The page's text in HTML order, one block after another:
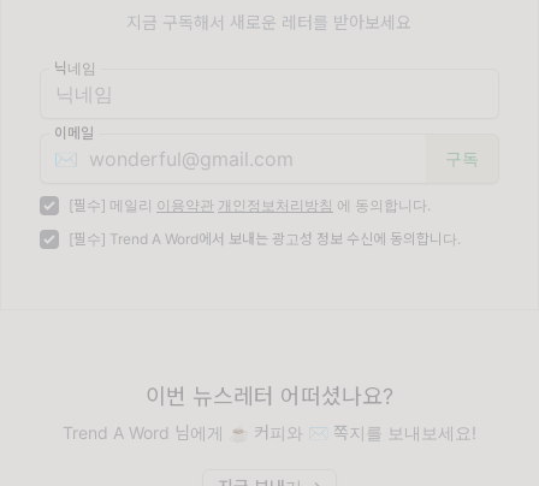
지금 구독해서 새로운 레터를 받아보세요
닉네임
이메일
✉️
[필수] 메일리 이용약관 개인정보처리방침 에 동의합니다.
[필수] Trend A Word에서 보내는 광고성 정보 수신에 동의합니다.
이번 뉴스레터 어떠셨나요?
Trend A Word 님에게 ☕️ 커피와 ✉️ 쪽지를 보내보세요!